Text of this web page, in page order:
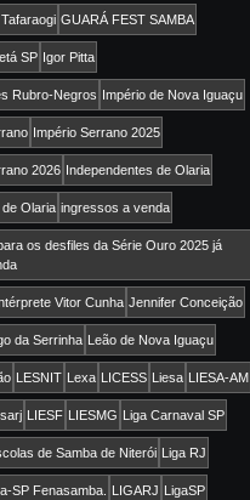
GUARÁ FEST SAMBA
SP Igor Pitta
Rubro-Negros Império de Nova Iguaçu
Império Serrano 2025
2026 Independentes de Olaria
Olaria ingressos a venda
os desfiles da Série Ouro 2025 já
Vitor Cunha Jennifer Conceição
da Serrinha Leão de Nova Iguaçu
LESNIT Lexa LICESS Liesa LIESA-AM
LIESF LIESMG Liga Carnaval SP
de Samba de Niterói Liga RJ
SP Fenasamba. LIGARJ LigaSP